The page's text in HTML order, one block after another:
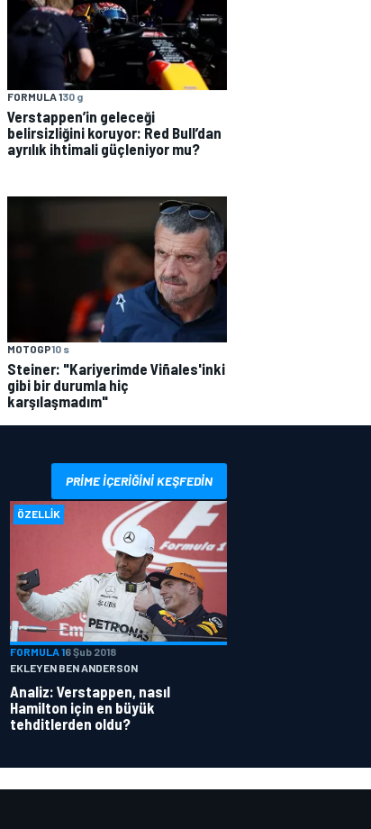
FORMULA 130 g
Verstappen’in geleceği
belirsizliğini koruyor: Red Bull’dan
ayrılık ihtimali güçleniyor mu?
MOTOGP10 s
Steiner: "Kariyerimde Viñales'inki
gibi bir durumla hiç
karşılaşmadım"
PRIME IÇERIĞINI KEŞFEDIN
ÖZELLIK
FORMULA 16 Şub 2018
EKLEYEN BEN ANDERSON
Analiz: Verstappen, nasıl
Hamilton için en büyük
tehditlerden oldu?